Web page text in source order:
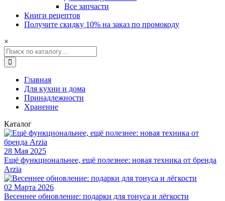
Все запчасти
Книги рецептов
Получите скидку 10% на заказ по промокоду
×
Главная
Для кухни и дома
Принадлежности
Хранение
Хранение
Винтажная баночка для коктейлей Ball Mason jar, 120 мл
Знаменитые Ball Mason jar винтажные баночки для
Каталог
28 Мая 2025
Ещё функциональнее, ещё полезнее: новая техника от бренда
Arzia
02 Марта 2026
Весеннее обновление: подарки для тонуса и лёгкости